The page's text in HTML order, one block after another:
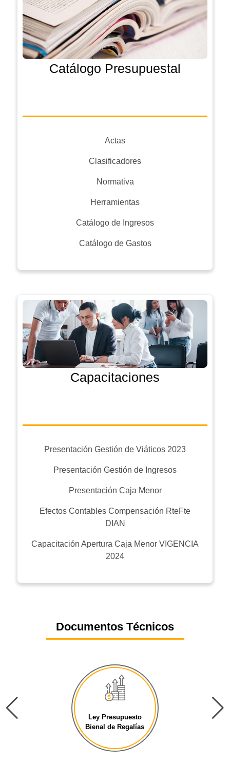
Catálogo Presupuestal
Actas
Clasificadores
Normativa
Herramientas
Catálogo de Ingresos
Catálogo de Gastos
Capacitaciones
Presentación Gestión de Viáticos 2023
Presentación Gestión de Ingresos
Presentación Caja Menor
Efectos Contables Compensación RteFte
DIAN
Capacitación Apertura Caja Menor VIGENCIA
2024
Documentos Técnicos
Ley Presupuesto
Bienal de Regalías